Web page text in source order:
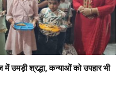
उमड़ी श्रद्धा, कन्याओं को उपहार भी